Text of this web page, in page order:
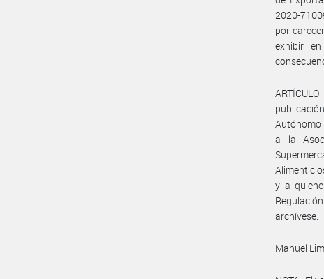
2020-
por
exhibir
Autónomo
a la
y a
archívese.
Manuel